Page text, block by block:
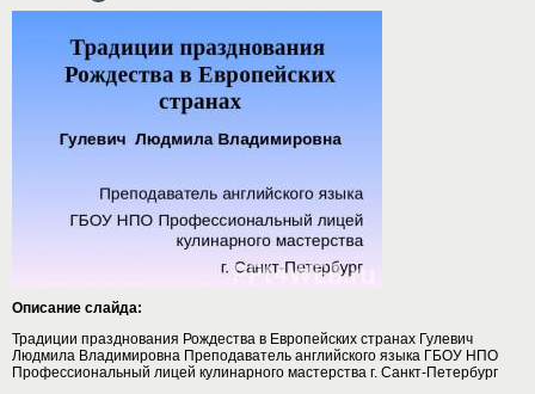
Описание слайда:
Традиции празднования Рождества в Европейских странах Гулевич
Людмила Владимировна Преподаватель английского языка ГБОУ НПО
Профессиональный лицей кулинарного мастерства г. Санкт-Петербург